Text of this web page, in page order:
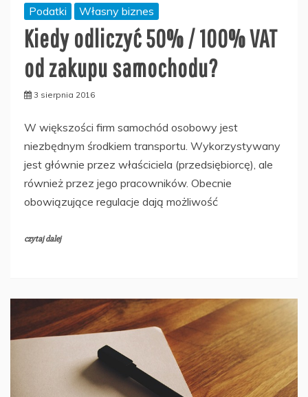
Podatki Własny biznes
Kiedy odliczyć 50% / 100% VAT
od zakupu samochodu?
3 sierpnia 2016
W większości firm samochód osobowy jest
niezbędnym środkiem transportu. Wykorzystywany
jest głównie przez właściciela (przedsiębiorcę), ale
również przez jego pracowników. Obecnie
obowiązujące regulacje dają możliwość
czytaj dalej